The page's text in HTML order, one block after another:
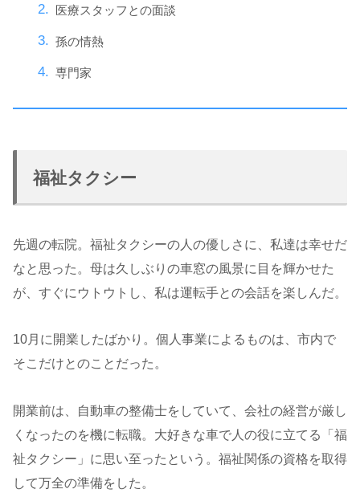
医療スタッフとの面談
孫の情熱
専門家
福祉タクシー
先週の転院。福祉タクシーの人の優しさに、私達は幸せだ
なと思った。母は久しぶりの車窓の風景に目を輝かせた
が、すぐにウトウトし、私は運転手との会話を楽しんだ。
10月に開業したばかり。個人事業によるものは、市内で
そこだけとのことだった。
開業前は、自動車の整備士をしていて、会社の経営が厳し
くなったのを機に転職。大好きな車で人の役に立てる「福
祉タクシー」に思い至ったという。福祉関係の資格を取得
して万全の準備をした。